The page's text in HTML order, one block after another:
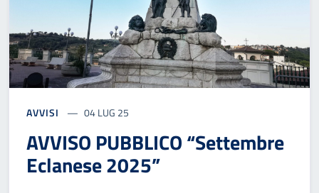
AVVISI 04 LUG 25
AVVISO PUBBLICO “Settembre
Eclanese 2025”